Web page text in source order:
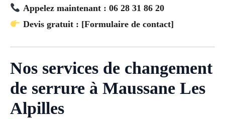
Appelez maintenant : 06 28 31 86 20
Devis gratuit : [Formulaire de contact]
Nos services de changement
de serrure à Maussane Les
Alpilles